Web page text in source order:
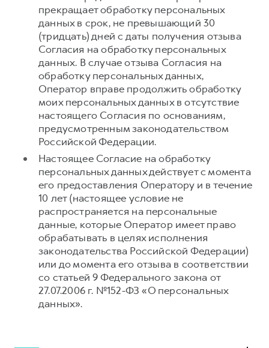
прекращает обработку персональных
данных в срок, не превышающий 30
(тридцать) дней с даты получения отзыва
Согласия на обработку персональных
данных. В случае отзыва Согласия на
обработку персональных данных,
Оператор вправе продолжить обработку
моих персональных данных в отсутствие
настоящего Согласия по основаниям,
предусмотренным законодательством
Российской Федерации.
Настоящее Согласие на обработку
персональных данных действует с момента
его предоставления Оператору и в течение
10 лет (настоящее условие не
распространяется на персональные
данные, которые Оператор имеет право
обрабатывать в целях исполнения
законодательства Российской Федерации)
или до момента его отзыва в соответствии
со статьей 9 Федерального закона от
27.07.2006 г. №152-ФЗ «О персональных
данных».